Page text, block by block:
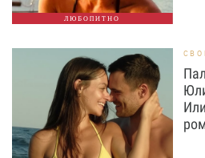
ЛЮБОПИТНО